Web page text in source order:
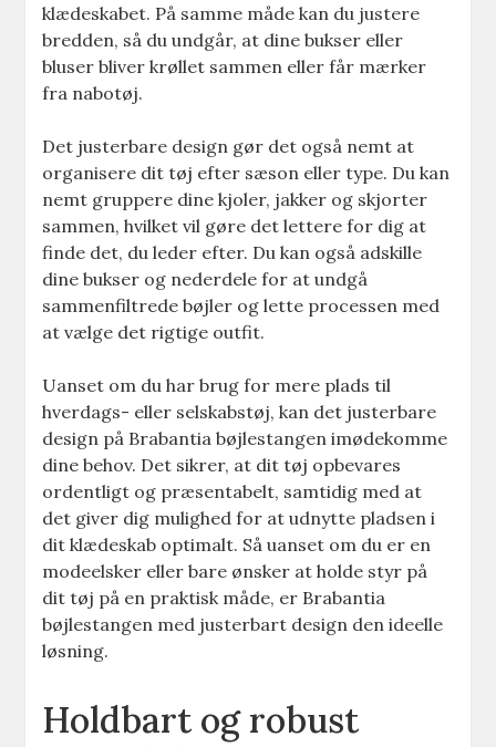
klædeskabet. På samme måde kan du justere
bredden, så du undgår, at dine bukser eller
bluser bliver krøllet sammen eller får mærker
fra nabotøj.
Det justerbare design gør det også nemt at
organisere dit tøj efter sæson eller type. Du kan
nemt gruppere dine kjoler, jakker og skjorter
sammen, hvilket vil gøre det lettere for dig at
finde det, du leder efter. Du kan også adskille
dine bukser og nederdele for at undgå
sammenfiltrede bøjler og lette processen med
at vælge det rigtige outfit.
Uanset om du har brug for mere plads til
hverdags- eller selskabstøj, kan det justerbare
design på Brabantia bøjlestangen imødekomme
dine behov. Det sikrer, at dit tøj opbevares
ordentligt og præsentabelt, samtidig med at
det giver dig mulighed for at udnytte pladsen i
dit klædeskab optimalt. Så uanset om du er en
modeelsker eller bare ønsker at holde styr på
dit tøj på en praktisk måde, er Brabantia
bøjlestangen med justerbart design den ideelle
løsning.
Holdbart og robust